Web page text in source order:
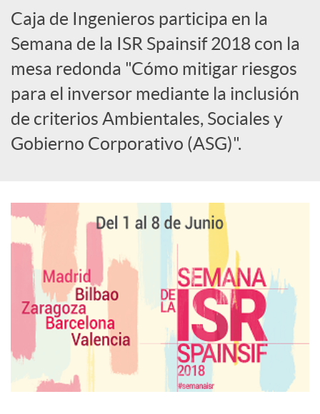
c
i
a
e
s
Caja de Ingenieros participa en la
Semana de la ISR Spainsif 2018 con la
mesa redonda "Cómo mitigar riesgos
para el inversor mediante la inclusión
de criterios Ambientales, Sociales y
Gobierno Corporativo (ASG)".